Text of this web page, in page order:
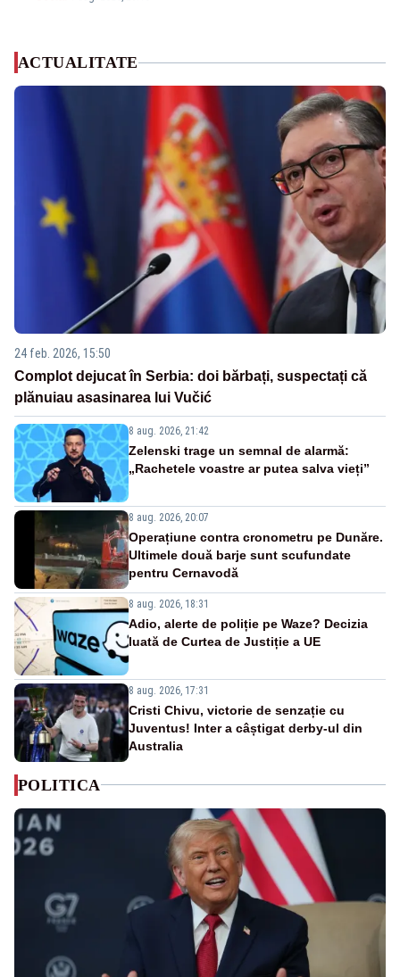
ACTUALITATE
24 feb. 2026, 15:50
Complot dejucat în Serbia: doi bărbați, suspectați că
plănuiau asasinarea lui Vučić
8 aug. 2026, 21:42
Zelenski trage un semnal de alarmă:
„Rachetele voastre ar putea salva vieți”
8 aug. 2026, 20:07
Operațiune contra cronometru pe Dunăre.
Ultimele două barje sunt scufundate
pentru Cernavodă
8 aug. 2026, 18:31
Adio, alerte de poliție pe Waze? Decizia
luată de Curtea de Justiție a UE
8 aug. 2026, 17:31
Cristi Chivu, victorie de senzație cu
Juventus! Inter a câștigat derby-ul din
Australia
POLITICA